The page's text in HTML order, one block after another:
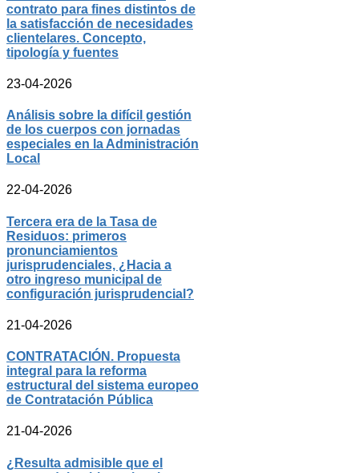
contrato para fines distintos de
la satisfacción de necesidades
clientelares. Concepto,
tipología y fuentes
23-04-2026
Análisis sobre la difícil gestión
de los cuerpos con jornadas
especiales en la Administración
Local
22-04-2026
Tercera era de la Tasa de
Residuos: primeros
pronunciamientos
jurisprudenciales, ¿Hacia a
otro ingreso municipal de
configuración jurisprudencial?
21-04-2026
CONTRATACIÓN. Propuesta
integral para la reforma
estructural del sistema europeo
de Contratación Pública
21-04-2026
¿Resulta admisible que el